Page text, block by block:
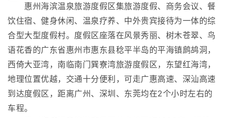
惠州海滨温泉旅游度假区集旅游度假、商务会议、餐
饮住宿、健身休闲、温泉疗养、中外贵宾接待为一体的综
合型大型度假村。度假区座落在风景秀丽、树木苍翠、鸟
语花香的广东省惠州市惠东县稔平半岛的平海镇鹧鸪洞，
西倚大亚湾，南临南门巽寮湾旅游度假区，东望红海湾，
地理位置优越，交通十分便利，可走广惠高速、深汕高速
到达度假区，距离广州、深圳、东莞均在2个小时左右的
车程。